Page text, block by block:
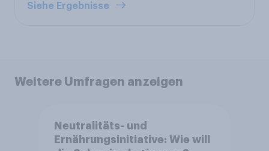
Siehe Ergebnisse
Weitere Umfragen anzeigen
Neutralitäts- und
Ernährungsinitiative: Wie will